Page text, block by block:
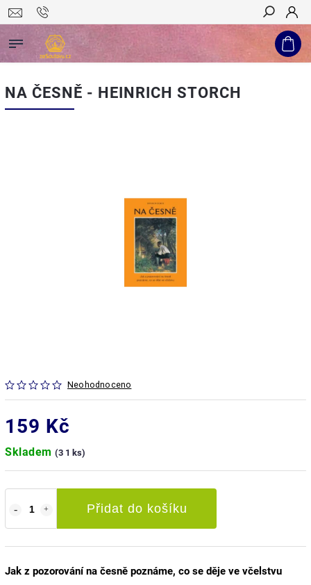
Hledat
NA ČESNĚ - HEINRICH STORCH
Neohodnoceno
159 Kč
Skladem (3 1 ks)
Přidat do košíku
Jak z pozorování na česně poznáme, co se děje ve včelstvu